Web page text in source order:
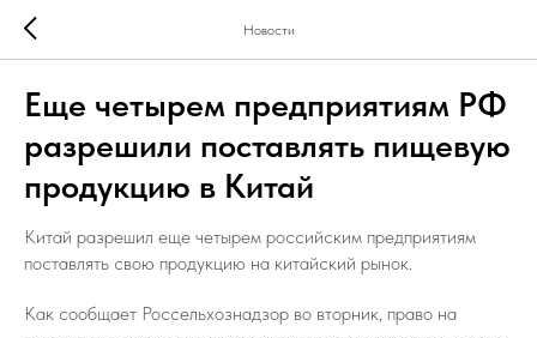
Новости
Еще четырем предприятиям РФ
разрешили поставлять пищевую
продукцию в Китай
Китай разрешил еще четырем российским предприятиям
поставлять свою продукцию на китайский рынок.
Как сообщает Россельхознадзор во вторник, право на